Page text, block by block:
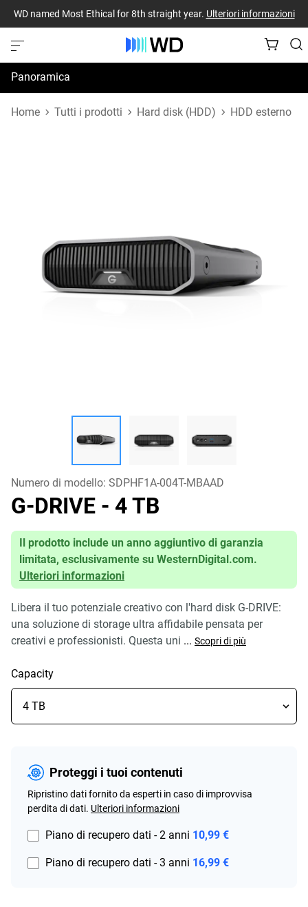
WD named Most Ethical for 8th straight year. Ulteriori informazioni
Panoramica
Specifiche
Home Tutti i prodotti Hard disk (HDD) HDD esterno
Numero di modello: SDPHF1A-004T-MBAAD
G-DRIVE - 4 TB
Il prodotto include un anno aggiuntivo di garanzia
limitata, esclusivamente su WesternDigital.com.
Ulteriori informazioni
Libera il tuo potenziale creativo con l'hard disk G-DRIVE:
una soluzione di storage ultra affidabile pensata per
creativi e professionisti. Questa uni ... Scopri di più
Capacity
Proteggi i tuoi contenuti
Ripristino dati fornito da esperti in caso di improvvisa
perdita di dati. Ulteriori informazioni
Piano di recupero dati - 2 anni 10,99 €
Piano di recupero dati - 3 anni 16,99 €